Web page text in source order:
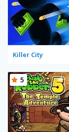
Killer City
5